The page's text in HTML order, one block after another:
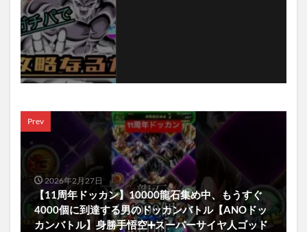
Prev
2026年2月27日
【11周年ドッカン】10000龍石集め中、もうすぐ
4000個に到達する男のドッカンバトル【ANOドッ
カンバトル】身勝手悟空➕スーパーサイヤ人ゴッド